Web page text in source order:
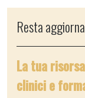
Resta
La tua
clinici e